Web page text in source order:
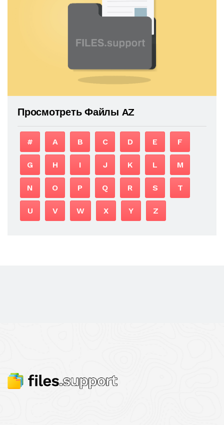
Просмотреть Файлы AZ
# A B C D E F
G H I J K L M
N O P Q R S T
U V W X Y Z